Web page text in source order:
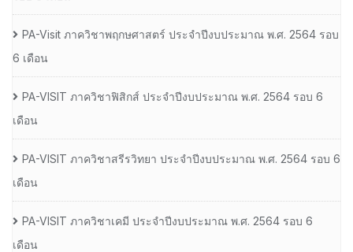
PA-Visit ภาควิชาพฤกษศาสตร์ ประจำปีงบประมาณ พ.ศ. 2564 รอบ
6 เดือน
PA-VISIT ภาควิชาฟิสิกส์ ประจำปีงบประมาณ พ.ศ. 2564 รอบ 6
เดือน
PA-VISIT ภาควิชาสรีรวิทยา ประจำปีงบประมาณ พ.ศ. 2564 รอบ 6
เดือน
PA-VISIT ภาควิชาเคมี ประจำปีงบประมาณ พ.ศ. 2564 รอบ 6
เดือน